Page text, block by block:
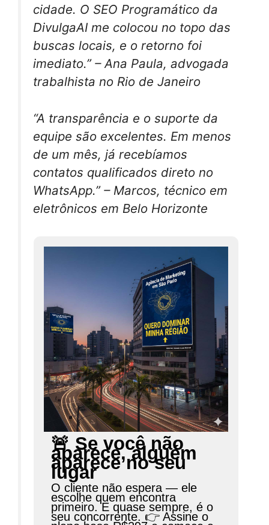
cidade. O SEO Programático da
DivulgaAI me colocou no topo das
buscas locais, e o retorno foi
imediato.” – Ana Paula, advogada
trabalhista no Rio de Janeiro
“A transparência e o suporte da
equipe são excelentes. Em menos
de um mês, já recebíamos
contatos qualificados direto no
WhatsApp.” – Marcos, técnico em
eletrônicos em Belo Horizonte
🚨 Se você não
aparece, alguém
aparece no seu
lugar
O cliente não espera — ele
escolhe quem encontra
primeiro. E quase sempre, é o
seu concorrente. 👉 Assine o